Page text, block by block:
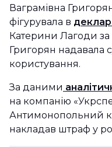
Ваграмівна
фігурувала в
Катерини Лагоди за
Григорян надавала
користування.
За даними
на компанію
Антимонопольний
накладав штраф у